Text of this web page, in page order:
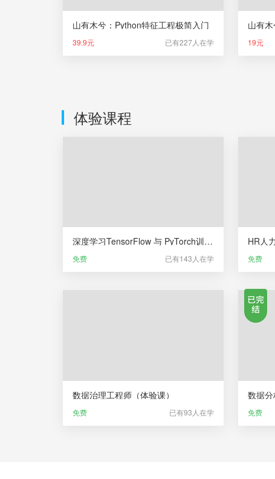
山有木兮：Python特征工程极简入门
39.9元 已有227人在学 19元
体验课程
深度学习TensorFlow 与 PyTorch训练营（体验课）
免费 已有143人在学 免费
数据治理工程师（体验课）
免费 已有93人在学
数据分
免费